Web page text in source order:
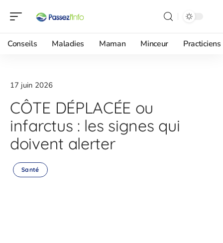
Conseils Maladies Maman Minceur Practiciens
17 juin 2026
CÔTE DÉPLACÉE ou
infarctus : les signes qui
doivent alerter
Santé